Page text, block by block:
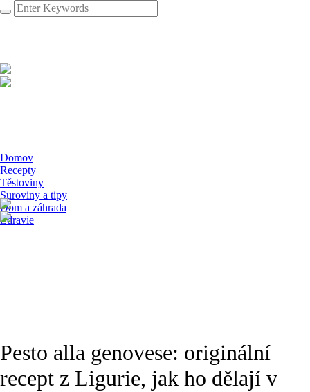
Domov
Recepty
Těstoviny
Suroviny a tipy
Dom a záhrada
Zdravie
Pesto alla genovese: originální
recept z Ligurie, jak ho dělají v